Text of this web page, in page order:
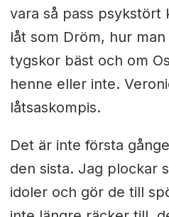
vara så pass psykstört
låt som Dröm, hur
tygskor bäst och om
henne eller inte.
låtsaskompis.
Det är inte första
den sista. Jag plockar
idoler och gör de till